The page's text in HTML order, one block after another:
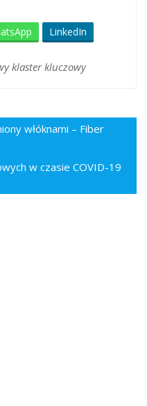
LinkedIn
klaster kluczowy
włóknami – Fiber
w czasie COVID-19